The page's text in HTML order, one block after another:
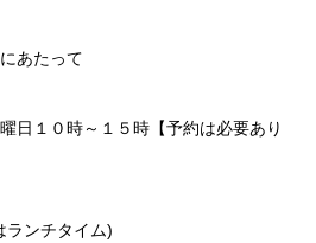
あたって
日１０時～１５時【予約は必要あり
ンチタイム)